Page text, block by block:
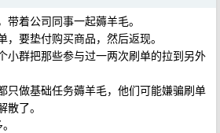
着公司同事一起薅羊毛。
要垫付购买商品，然后返现。
小群把那些参与过一两次刷单的拉到另外
只做基础任务薅羊毛，他们可能嫌骗刷单
了。